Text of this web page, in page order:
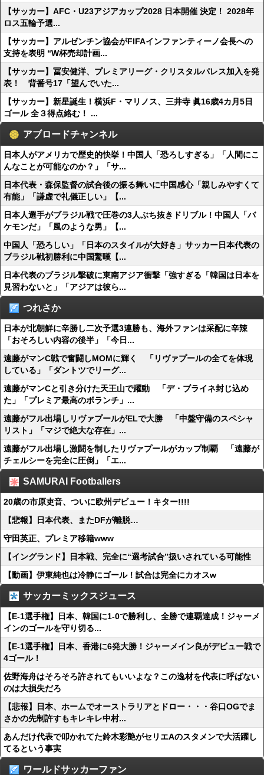
【サッカー】AFC・U23アジアカップ2028 日本開催 決定！ 2028年
ロス五輪予選...
【サッカー】アルゼンチン協会がFIFAインファンティーノ会長への
支持を表明 “W杯売却計画...
【サッカー】冨安健洋、プレミアリーグ・クリスタルパレス加入を発
表！ 背番号17「望んでいた...
【サッカー】新星誕生！横浜F・マリノス、三井寺 眞16歳4カ月5日
ゴール 全３得点絡む！ ...
アブロードチャンネル
日本人がアメリカで歴史的快挙！中国人「恐ろしすぎる」「人間にこ
んなことが可能なのか？」「サ...
日本代表・森保監督の試合後の振る舞いに中国感心「親しみやすくて
有能」「謙虚で礼儀正しい」【...
日本人選手がブラジル戦で圧巻の3人ぶち抜きドリブル！中国人「バ
ケモンだ」「風のような男」【...
中国人「恐ろしい」「日本のスタイルが大好き」サッカー日本代表の
ブラジル戦初勝利に中国驚嘆【...
日本代表のブラジル撃破に東南アジア衝撃「強すぎる「韓国は日本を
見習わないと」「アジアは彼ら...
つれさか
日本が北朝鮮に辛勝し二次予選3連勝も、海外ファンは采配に辛辣
「おそろしい内容の後半」「今日...
遠藤がマンC戦で奮闘しMOMに輝く 「リヴァプールの全てを体現
している」「ダントツでリーグ...
遠藤がマンCと引き分けた天王山で躍動 「デ・ブライネ封じ込め
た」「プレミア最高のボランチ」...
遠藤がフル出場しリヴァプールがELで大勝 「中盤守備のスペシャ
リスト」「マジで絶大な存在」...
遠藤がフル出場し激闘を制したリヴァプールがカップ制覇 「遠藤が
チェルシーを完全に圧倒」「エ...
SAMURAI Footballers
20歳の市原吏音、ついに欧州デビュー！キター!!!!
【悲報】日本代表、またDFが離脱…
守田英正、プレミア移籍www
【イングランド】日本戦、完全に“選考試合”扱いされている可能性
【動画】伊東純也は冷静にゴール！試合は完全にカオスw
サッカーミックスジュース
【E-1選手権】日本、韓国に1-0で勝利し、全勝で連覇達成！ジャーメ
インのゴールを守り切る...
【E-1選手権】日本、香港に6発大勝！ジャーメイン良がデビュー戦で
4ゴール！
佐野海舟はそろそろ許されてもいいよな？この逸材を代表に呼ばない
のは大損失だろ
【悲報】日本、ホームでオーストラリアとドロー・・・谷口OGでま
さかの先制許すもキレキレ中村...
あんだけ代表で叩かれてた鈴木彩艶がセリエAのスタメンで大活躍し
てるという事実
ワールドサッカーファン